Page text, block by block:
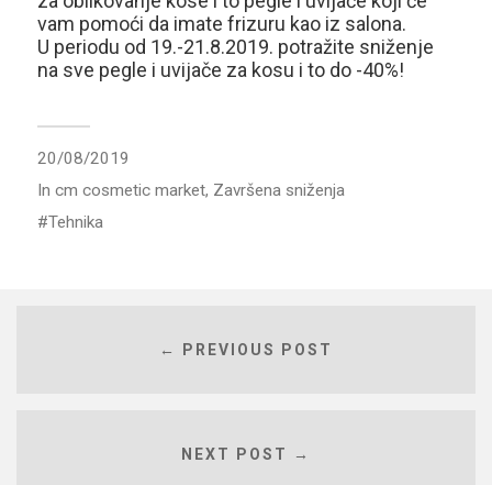
vam pomoći da imate frizuru kao iz salona.
U periodu od 19.-21.8.2019. potražite sniženje
na sve pegle i uvijače za kosu i to do -40%!
20/08/2019
In cm cosmetic market, Završena sniženja
Tehnika
← PREVIOUS POST
NEXT POST →